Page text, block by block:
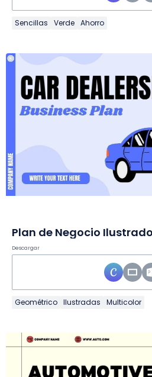
Sencillas Verde Ahorro
Descargar
Geométrico Ilustradas Multicolor